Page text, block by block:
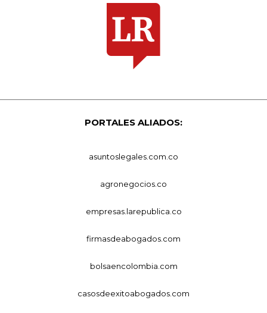
PORTALES ALIADOS:
asuntoslegales.com.co
agronegocios.co
empresas.larepublica.co
firmasdeabogados.com
bolsaencolombia.com
casosdeexitoabogados.com